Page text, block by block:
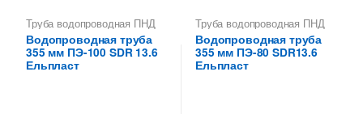
Труба водопроводная ПНД
355 мм
Водопроводная труба
355 мм ПЭ-100 SDR 13.6
Ельпласт
Труба водопроводная ПНД
355 мм
Водопроводная труба
355 мм ПЭ-80 SDR13.6
Ельпласт